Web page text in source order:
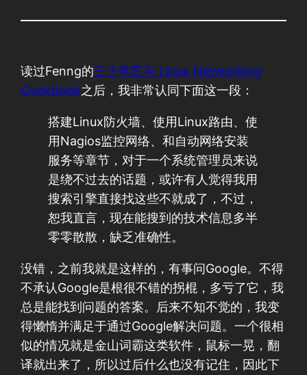
读过Fenng的三十学艺与 Linux Networking
Cookbook之后，我非常认同下面这一段：
搭建Linux防火墙、使用Linux路由、使
用Nagios监控网络、和自动网络安装
服务等章节，对于一个系统管理员来说
是绕不过去的话题，或许有人觉得我用
搜索引擎直接找这些不就成了，不过，
恕我直言，现在能搜到的技术信息多半
零零散散，缺乏准确性。
没错，之前我就是这样的，有事问Google。不得
不承认Google是根很不错的拐棍，多亏了它，我
总是能找到问题的答案。后来不知不觉的，我变
得懒惰并满足于通过Google解决问题。一个很相
似的情况就是金山词霸这类软件，鼠标一晃，翻
译就出来了，所以过后什么也没有记住，因此下